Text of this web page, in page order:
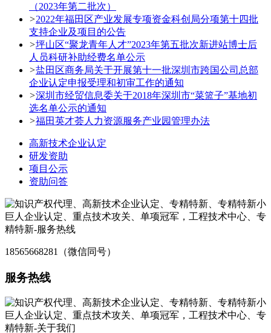
（2023年第二批次）
>2022年福田区产业发展专项资金科创局分项第十四批
支持企业及项目的公告
>坪山区“聚龙青年人才”2023年第五批次新进站博士后
人员科研补助经费名单公示
>盐田区商务局关于开展第十一批深圳市跨国公司总部
企业认定申报受理和初审工作的通知
>深圳市经贸信息委关于2018年深圳市“菜篮子”基地初
选名单公示的通知
>福田英才荟人力资源服务产业园管理办法
高新技术企业认定
研发资助
项目公示
资助问答
18565668281（微信同号）
服务热线